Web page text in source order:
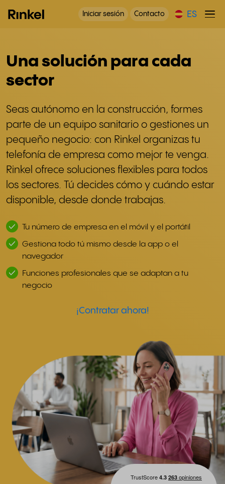
Iniciar sesión Contacto ES
Una solución para cada
sector
Seas autónomo en la construcción, formes
parte de un equipo sanitario o gestiones un
pequeño negocio: con Rinkel organizas tu
telefonía de empresa como mejor te venga.
Rinkel ofrece soluciones flexibles para todos
los sectores. Tú decides cómo y cuándo estar
disponible, desde donde trabajas.
Tu número de empresa en el móvil y el portátil
Gestiona todo tú mismo desde la app o el
navegador
Funciones profesionales que se adaptan a tu
negocio
¡Contratar ahora!